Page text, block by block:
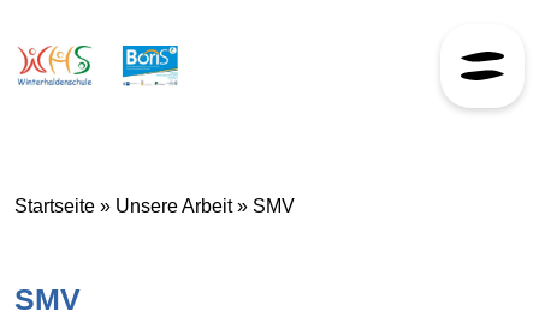
Startseite » Unsere Arbeit» SMV
SMV